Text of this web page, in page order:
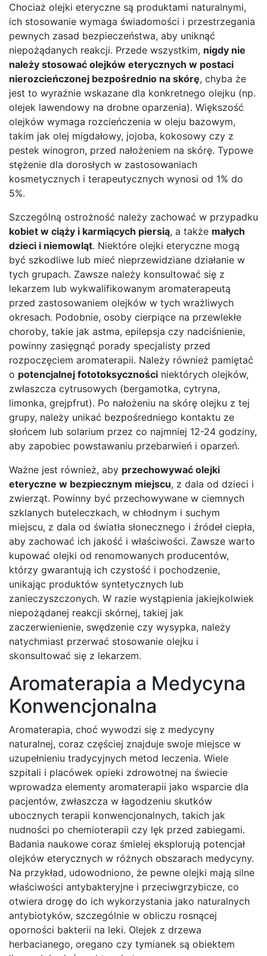
Chociaż olejki eteryczne są produktami naturalnymi,
ich stosowanie wymaga świadomości i przestrzegania
pewnych zasad bezpieczeństwa, aby uniknąć
niepożądanych reakcji. Przede wszystkim, nigdy nie
należy stosować olejków eterycznych w postaci
nierozcieńczonej bezpośrednio na skórę, chyba że
jest to wyraźnie wskazane dla konkretnego olejku (np.
olejek lawendowy na drobne oparzenia). Większość
olejków wymaga rozcieńczenia w oleju bazowym,
takim jak olej migdałowy, jojoba, kokosowy czy z
pestek winogron, przed nałożeniem na skórę. Typowe
stężenie dla dorosłych w zastosowaniach
kosmetycznych i terapeutycznych wynosi od 1% do
5%.
Szczególną ostrożność należy zachować w przypadku
kobiet w ciąży i karmiących piersią, a także małych
dzieci i niemowląt. Niektóre olejki eteryczne mogą
być szkodliwe lub mieć nieprzewidziane działanie w
tych grupach. Zawsze należy konsultować się z
lekarzem lub wykwalifikowanym aromaterapeutą
przed zastosowaniem olejków w tych wrażliwych
okresach. Podobnie, osoby cierpiące na przewlekłe
choroby, takie jak astma, epilepsja czy nadciśnienie,
powinny zasięgnąć porady specjalisty przed
rozpoczęciem aromaterapii. Należy również pamiętać
o potencjalnej fototoksyczności niektórych olejków,
zwłaszcza cytrusowych (bergamotka, cytryna,
limonka, grejpfrut). Po nałożeniu na skórę olejku z tej
grupy, należy unikać bezpośredniego kontaktu ze
słońcem lub solarium przez co najmniej 12-24 godziny,
aby zapobiec powstawaniu przebarwień i oparzeń.
Ważne jest również, aby przechowywać olejki
eteryczne w bezpiecznym miejscu, z dala od dzieci i
zwierząt. Powinny być przechowywane w ciemnych
szklanych buteleczkach, w chłodnym i suchym
miejscu, z dala od światła słonecznego i źródeł ciepła,
aby zachować ich jakość i właściwości. Zawsze warto
kupować olejki od renomowanych producentów,
którzy gwarantują ich czystość i pochodzenie,
unikając produktów syntetycznych lub
zanieczyszczonych. W razie wystąpienia jakiejkolwiek
niepożądanej reakcji skórnej, takiej jak
zaczerwienienie, swędzenie czy wysypka, należy
natychmiast przerwać stosowanie olejku i
skonsultować się z lekarzem.
Aromaterapia a Medycyna
Konwencjonalna
Aromaterapia, choć wywodzi się z medycyny
naturalnej, coraz częściej znajduje swoje miejsce w
uzupełnieniu tradycyjnych metod leczenia. Wiele
szpitali i placówek opieki zdrowotnej na świecie
wprowadza elementy aromaterapii jako wsparcie dla
pacjentów, zwłaszcza w łagodzeniu skutków
ubocznych terapii konwencjonalnych, takich jak
nudności po chemioterapii czy lęk przed zabiegami.
Badania naukowe coraz śmielej eksplorują potencjał
olejków eterycznych w różnych obszarach medycyny.
Na przykład, udowodniono, że pewne olejki mają silne
właściwości antybakteryjne i przeciwgrzybicze, co
otwiera drogę do ich wykorzystania jako naturalnych
antybiotyków, szczególnie w obliczu rosnącej
oporności bakterii na leki. Olejek z drzewa
herbacianego, oregano czy tymianek są obiektem